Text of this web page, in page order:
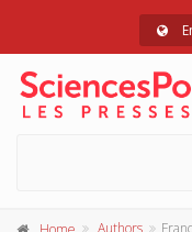
Authors